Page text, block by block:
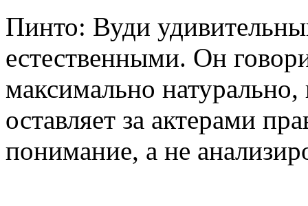
Пинто: Вуди
естественными. Он
максимально
оставляет за актерами
понимание, а не